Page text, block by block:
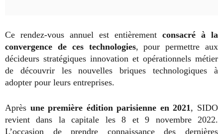
Ce rendez-vous annuel est entièrement consacré à la
convergence de ces technologies, pour permettre aux
décideurs stratégiques innovation et opérationnels métier
de découvrir les nouvelles briques technologiques à
adopter pour leurs entreprises.
Après une première édition parisienne en 2021 , SIDO
revient dans la capitale les 8 et 9 novembre 2022.
L’occasion de prendre connaissance des dernières